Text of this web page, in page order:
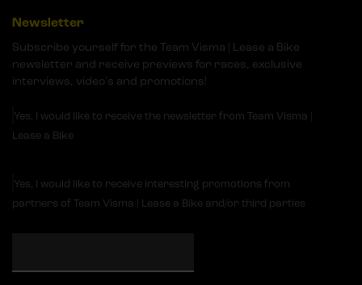
Newsletter
Subscribe yourself for the Team Visma | Lease a Bike
newsletter and receive previews for races, exclusive
interviews, video's and promotions!
Yes, I would like to receive the newsletter from Team Visma |
Lease a Bike
Yes, I would like to receive interesting promotions from
partners of Team Visma | Lease a Bike and/or third parties